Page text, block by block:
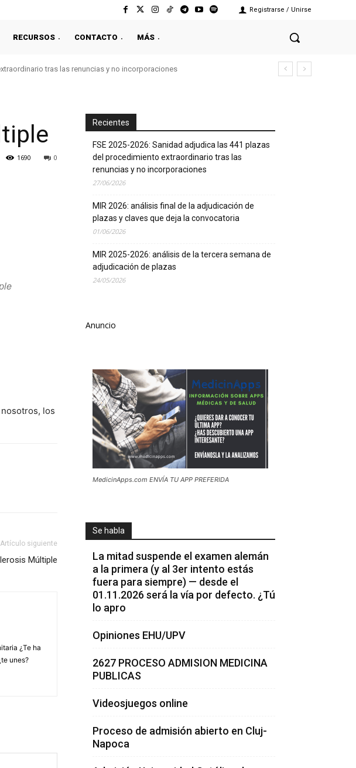
Registrarse / Unirse
RECURSOS CONTACTO MÁS
tras las renuncias y no incorporaciones
0
1690
los
Artículo siguiente
Múltiple
¿Te ha
unes?
Recientes
FSE 2025-2026: Sanidad adjudica las 441 plazas
del procedimiento extraordinario tras las
renuncias y no incorporaciones
27/06/2026
MIR 2026: análisis final de la adjudicación de
plazas y claves que deja la convocatoria
01/06/2026
MIR 2025-2026: análisis de la tercera semana de
adjudicación de plazas
24/05/2026
Anuncio
MedicinApps.com ENVÍA TU APP PREFERIDA
Se habla
La mitad suspende el examen alemán
a la primera (y al 3er intento estás
fuera para siempre) — desde el
01.11.2026 será la vía por defecto. ¿Tú
lo apro
Opiniones EHU/UPV
2627 PROCESO ADMISION MEDICINA
PUBLICAS
Videosjuegos online
Proceso de admisión abierto en Cluj-
Napoca